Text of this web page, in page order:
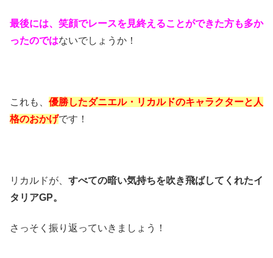
最後には、笑顔でレースを見終えることができた方も多か
ったのではないでしょうか！
これも、 優勝したダニエル・リカルドのキャラクターと人
格のおかげです！
リカルドが、 すべての暗い気持ちを吹き飛ばしてくれたイ
タリアGP。
さっそく振り返っていきましょう！